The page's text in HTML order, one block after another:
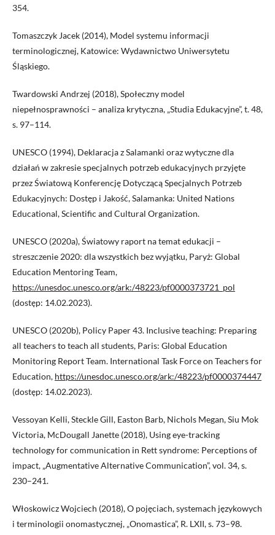
354.
Tomaszczyk Jacek (2014), Model systemu informacji
terminologicznej, Katowice: Wydawnictwo Uniwersytetu
Śląskiego.
Twardowski Andrzej (2018), Społeczny model
niepełnosprawności – analiza krytyczna, „Studia Edukacyjne”, t. 48,
s. 97–114.
UNESCO (1994), Deklaracja z Salamanki oraz wytyczne dla
działań w zakresie specjalnych potrzeb edukacyjnych przyjęte
przez Światową Konferencję Dotyczącą Specjalnych Potrzeb
Edukacyjnych: Dostęp i Jakość, Salamanka: United Nations
Educational, Scientific and Cultural Organization.
UNESCO (2020a), Światowy raport na temat edukacji –
streszczenie 2020: dla wszystkich bez wyjątku, Paryż: Global
Education Mentoring Team,
https://unesdoc.unesco.org/ark:/48223/pf0000373721_pol
(dostęp: 14.02.2023).
UNESCO (2020b), Policy Paper 43. Inclusive teaching: Preparing
all teachers to teach all students, Paris: Global Education
Monitoring Report Team. International Task Force on Teachers for
Education, https://unesdoc.unesco.org/ark:/48223/pf0000374447
(dostęp: 14.02.2023).
Vessoyan Kelli, Steckle Gill, Easton Barb, Nichols Megan, Siu Mok
Victoria, McDougall Janette (2018), Using eye-tracking
technology for communication in Rett syndrome: Perceptions of
impact, „Augmentative Alternative Communication”, vol. 34, s.
230–241.
Włoskowicz Wojciech (2018), O pojęciach, systemach językowych
i terminologii onomastycznej, „Onomastica”, R. LXII, s. 73–98.